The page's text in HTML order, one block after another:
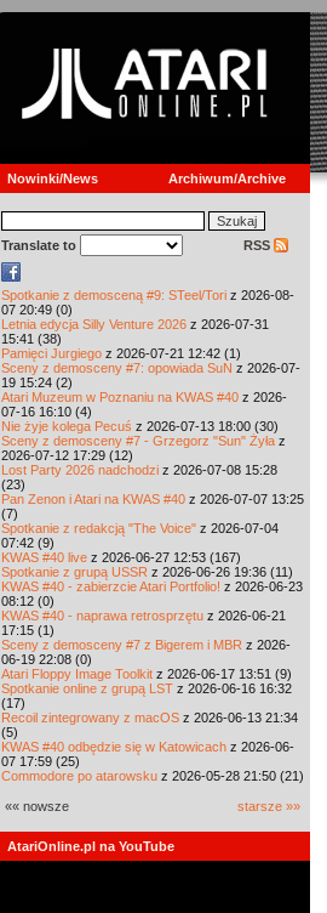
Nowinki/News Archiwum/Archive
Translate to RSS
Spotkanie z demosceną #9: STeel/Tori z 2026-08-
07 20:49 (0)
Letnia edycja Silly Venture 2026 z 2026-07-31
15:41 (38)
Pamięci Jurgiego z 2026-07-21 12:42 (1)
Sceny z demosceny #7: opowiada SuN z 2026-07-
19 15:24 (2)
Atari Muzeum w Poznaniu na KWAS #40 z 2026-
07-16 16:10 (4)
Nie żyje kolega Pecuś z 2026-07-13 18:00 (30)
Sceny z demosceny #7 - Grzegorz "Sun" Żyła z
2026-07-12 17:29 (12)
Lost Party 2026 nadchodzi z 2026-07-08 15:28
(23)
Pan Zenon i Atari na KWAS #40 z 2026-07-07 13:25
(7)
Spotkanie z redakcją "The Voice" z 2026-07-04
07:42 (9)
KWAS #40 live z 2026-06-27 12:53 (167)
Spotkanie z grupą USSR z 2026-06-26 19:36 (11)
KWAS #40 - zabierzcie Atari Portfolio! z 2026-06-23
08:12 (0)
KWAS #40 - naprawa retrosprzętu z 2026-06-21
17:15 (1)
Sceny z demosceny #7 z Bigerem i MBR z 2026-
06-19 22:08 (0)
Atari Floppy Image Toolkit z 2026-06-17 13:51 (9)
Spotkanie online z grupą LST z 2026-06-16 16:32
(17)
Recoil zintegrowany z macOS z 2026-06-13 21:34
(5)
KWAS #40 odbędzie się w Katowicach z 2026-06-
07 17:59 (25)
Commodore po atarowsku z 2026-05-28 21:50 (21)
«« nowsze starsze »»
AtariOnline.pl na YouTube